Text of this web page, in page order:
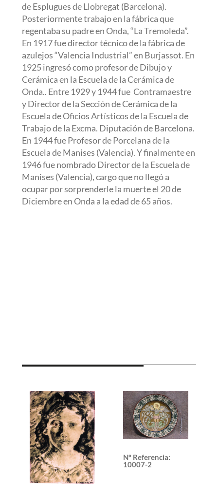
de Esplugues de Llobregat (Barcelona).
Posteriormente trabajo en la fábrica que
regentaba su padre en Onda, “La Tremoleda”.
En 1917 fue director técnico de la fábrica de
azulejos “Valencia Industrial” en Burjassot. En
1925 ingresó como profesor de Dibujo y
Cerámica en la Escuela de la Cerámica de
Onda.. Entre 1929 y 1944 fue Contramaestre
y Director de la Sección de Cerámica de la
Escuela de Oficios Artísticos de la Escuela de
Trabajo de la Excma. Diputación de Barcelona.
En 1944 fue Profesor de Porcelana de la
Escuela de Manises (Valencia). Y finalmente en
1946 fue nombrado Director de la Escuela de
Manises (Valencia), cargo que no llegó a
ocupar por sorprenderle la muerte el 20 de
Diciembre en Onda a la edad de 65 años.
Nº Referencia:
10007-2